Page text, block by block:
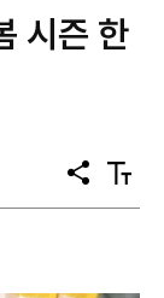
시즌 한
공
유
텍
스